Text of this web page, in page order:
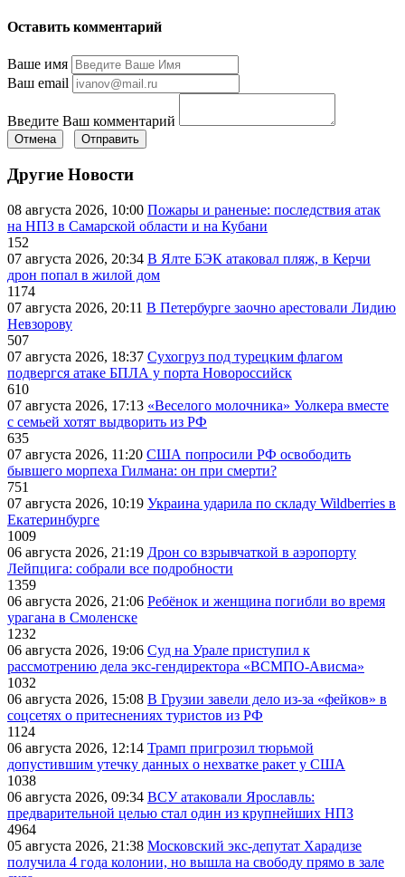
Оставить комментарий
Ваше имя
Ваш email
Введите Ваш комментарий
Отмена Отправить
Другие Новости
08 августа 2026, 10:00 Пожары и раненые: последствия атак
на НПЗ в Самарской области и на Кубани
152
07 августа 2026, 20:34 В Ялте БЭК атаковал пляж, в Керчи
дрон попал в жилой дом
1174
07 августа 2026, 20:11 В Петербурге заочно арестовали Лидию
Невзорову
507
07 августа 2026, 18:37 Сухогруз под турецким флагом
подвергся атаке БПЛА у порта Новороссийск
610
07 августа 2026, 17:13 «Веселого молочника» Уолкера вместе
с семьей хотят выдворить из РФ
635
07 августа 2026, 11:20 США попросили РФ освободить
бывшего морпеха Гилмана: он при смерти?
751
07 августа 2026, 10:19 Украина ударила по складу Wildberries в
Екатеринбурге
1009
06 августа 2026, 21:19 Дрон со взрывчаткой в аэропорту
Лейпцига: собрали все подробности
1359
06 августа 2026, 21:06 Ребёнок и женщина погибли во время
урагана в Смоленске
1232
06 августа 2026, 19:06 Суд на Урале приступил к
рассмотрению дела экс-гендиректора «ВСМПО-Ависма»
1032
06 августа 2026, 15:08 В Грузии завели дело из-за «фейков» в
соцсетях о притеснениях туристов из РФ
1124
06 августа 2026, 12:14 Трамп пригрозил тюрьмой
допустившим утечку данных о нехватке ракет у США
1038
06 августа 2026, 09:34 ВСУ атаковали Ярославль:
предварительной целью стал один из крупнейших НПЗ
4964
05 августа 2026, 21:38 Московский экс-депутат Харадизе
получила 4 года колонии, но вышла на свободу прямо в зале